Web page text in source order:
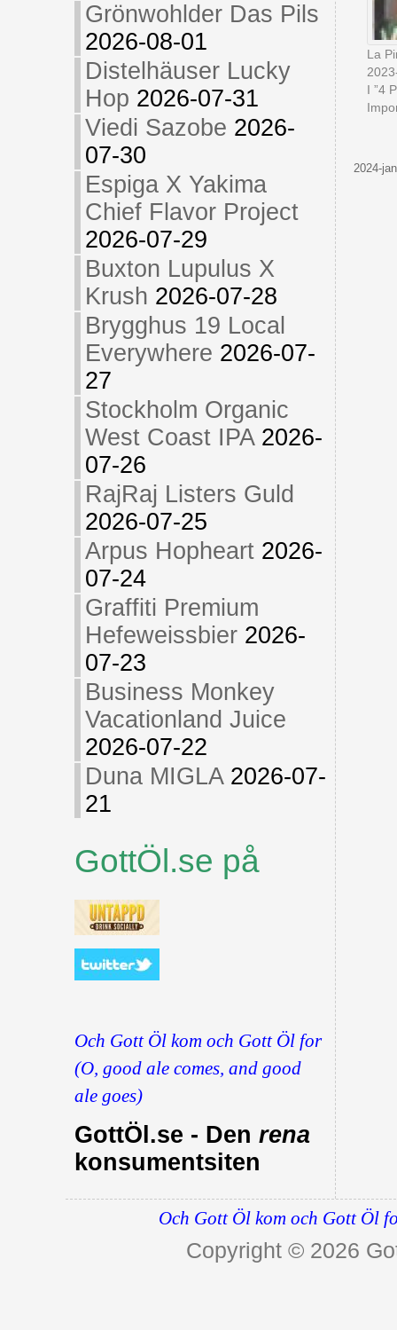
Grönwohlder Das Pils
2026-08-01
Distelhäuser Lucky
Hop 2026-07-31
Viedi Sazobe 2026-
07-30
Espiga X Yakima
Chief Flavor Project
2026-07-29
Buxton Lupulus X
Krush 2026-07-28
Brygghus 19 Local
Everywhere 2026-07-
27
Stockholm Organic
West Coast IPA 2026-
07-26
RajRaj Listers Guld
2026-07-25
Arpus Hopheart 2026-
07-24
Graffiti Premium
Hefeweissbier 2026-
07-23
Business Monkey
Vacationland Juice
2026-07-22
Duna MIGLA 2026-07-
21
GottÖl.se på
Och Gott Öl kom och Gott Öl for
(O, good ale comes, and good
ale goes)
GottÖl.se - Den rena
konsumentsiten
La
I ”4
2024-
Och Gott Öl kom och Gott Öl
Copyright © 2026